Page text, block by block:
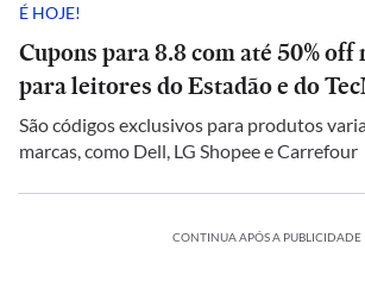
É HOJE!
Cupons para 8.8 com até 50% off
para leitores do Estadão e do
São códigos exclusivos para produtos
marcas, como Dell, LG Shopee e Carrefour
CONTINUA APÓS A PUBLICIDADE